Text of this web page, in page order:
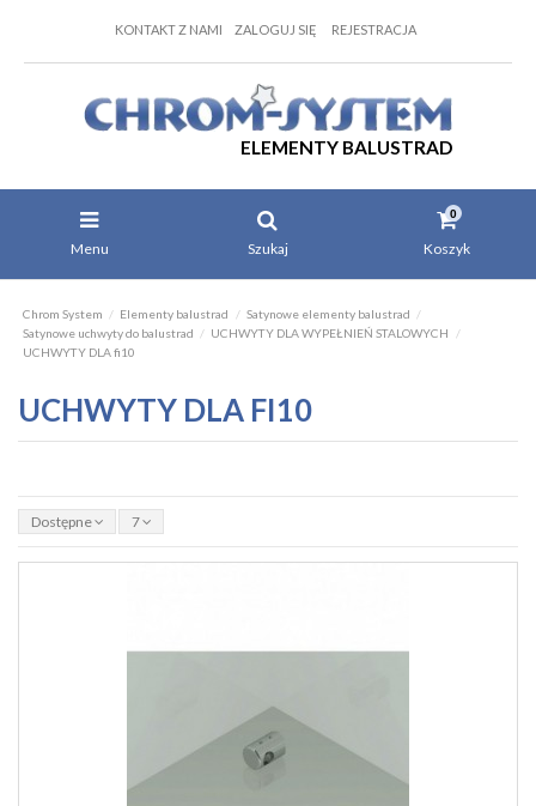
KONTAKT Z NAMI ZALOGUJ SIĘ REJESTRACJA
ELEMENTY BALUSTRAD
Menu Szukaj
0
Koszyk
Chrom System Elementy balustrad
Satynowe elementy balustrad
Satynowe uchwyty do balustrad
UCHWYTY DLA WYPEŁNIEŃ STALOWYCH
UCHWYTY DLA fi10
UCHWYTY DLA FI10
Dostępne 7